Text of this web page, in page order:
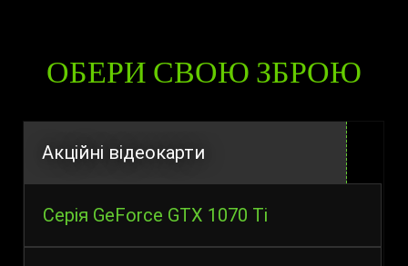
ОБЕРИ СВОЮ ЗБРОЮ
Акційні відеокарти
Серія GeForce GTX 1070 Ti